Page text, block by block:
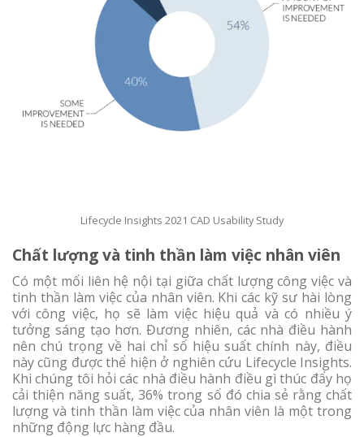
Lifecycle Insights 2021 CAD Usability Study
Chất lượng và tinh thần làm việc nhân viên
Có một mối liên hệ nội tại giữa chất lượng công việc và
tinh thần làm việc của nhân viên. Khi các kỹ sư hài lòng
với công việc, họ sẽ làm việc hiệu quả và có nhiều ý
tưởng sáng tạo hơn. Đương nhiên, các nhà điều hành
nên chú trọng về hai chỉ số hiệu suất chính này, điều
này cũng được thể hiện ở nghiên cứu Lifecycle Insights.
Khi chúng tôi hỏi các nhà điều hành điều gì thúc đẩy họ
cải thiện năng suất, 36% trong số đó chia sẻ rằng chất
lượng và tinh thần làm việc của nhân viên là một trong
những động lực hàng đầu.